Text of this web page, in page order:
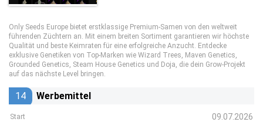
Only Seeds Europe bietet erstklassige Premium-Samen von den weltweit
führenden Züchtern an. Mit einem breiten Sortiment garantieren wir höchste
Qualität und beste Keimraten für eine erfolgreiche Anzucht. Entdecke
exklusive Genetiken von Top-Marken wie Wizard Trees, Maven Genetics,
Grounded Genetics, Steam House Genetics und Doja, die dein Grow-Projekt
auf das nächste Level bringen.
14 Werbemittel
Start 09.07.2026